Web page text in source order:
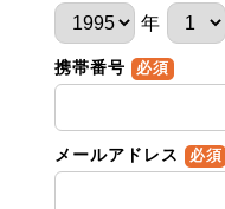
年
携帯番号 必須
メールアドレス 必須